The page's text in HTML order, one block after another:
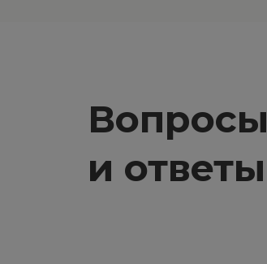
Вопросы
и ответы